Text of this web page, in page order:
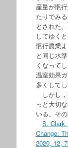
産量が慣
たりでみ
とされた
してゆく
慣行農業
と同じ水
くなって
温室効果
多くして
しかし，
っと大切
いる。そ
S. Clark
Change:
2020, 12,